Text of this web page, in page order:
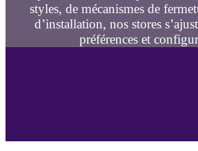
styles, de mécanismes de
d’installation, nos stores
préférences et